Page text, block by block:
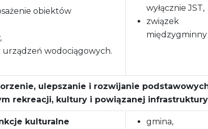
obiektów
wodociągowych.
wyłącznie JST,
związek
międzygminny
ulepszanie i rozwijanie
rekreacji, kultury i powiązanej infrastruktury
kulturalne
gmina,